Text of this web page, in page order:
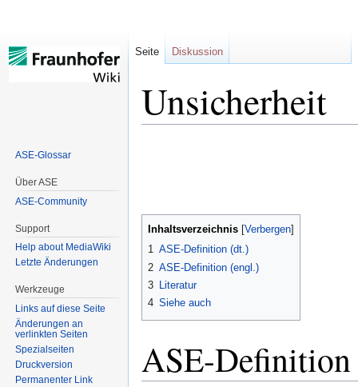
Unsicherheit
Inhaltsverzeichnis
1 ASE-Definition (dt.)
2 ASE-Definition (engl.)
3 Literatur
4 Siehe auch
ASE-
Seite Diskussion
ASE-Glossar
Über ASE
ASE-Community
Support
Help about MediaWiki
Letzte Änderungen
Werkzeuge
Links auf diese Seite
Änderungen an
verlinkten Seiten
Spezialseiten
Druckversion
Permanenter Link